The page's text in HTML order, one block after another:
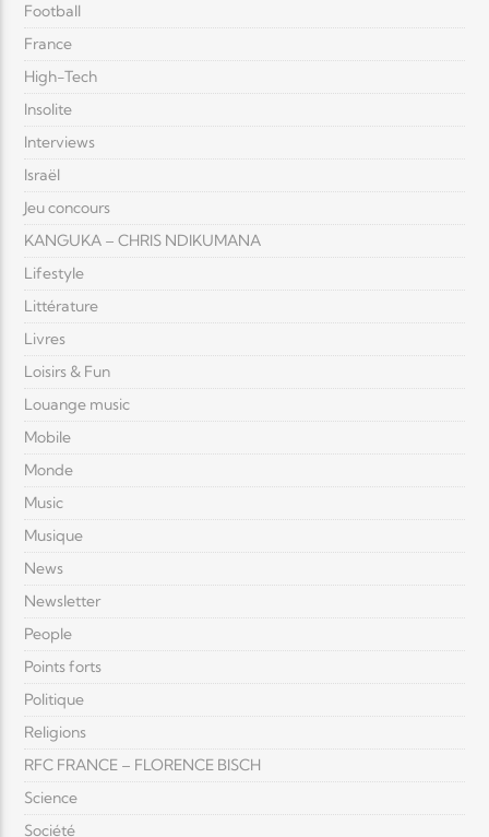
Football
France
High-Tech
Insolite
Interviews
Israël
Jeu concours
KANGUKA – CHRIS NDIKUMANA
Lifestyle
Littérature
Livres
Loisirs & Fun
Louange music
Mobile
Monde
Music
Musique
News
Newsletter
People
Points forts
Politique
Religions
RFC FRANCE – FLORENCE BISCH
Science
Société